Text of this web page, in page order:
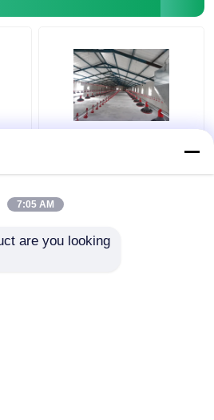
7:05 AM
are you looking